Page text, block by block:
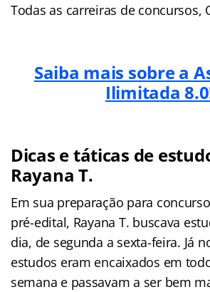
Todas as carreiras de concursos,
Saiba mais sobre a
Ilimitada
Dicas e táticas de
Rayana T.
Em sua preparação para
pré-edital, Rayana T. buscava
dia, de segunda a sexta-feira. Já
estudos eram encaixados em
semana e passavam a ser bem